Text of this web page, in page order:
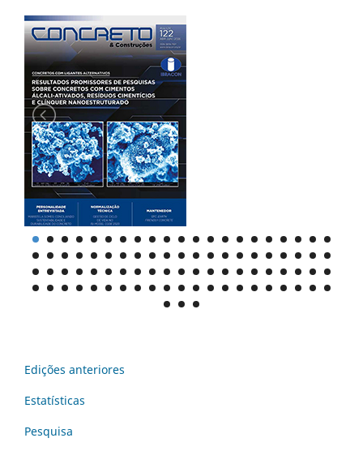
Edições anteriores
Estatísticas
Pesquisa